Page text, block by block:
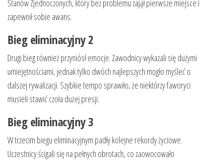
Stanów Zjednoczonych, który bez problemu zajął pierwsze miejsce i
zapewnił sobie awans.
Bieg eliminacyjny 2
Drugi bieg również przyniósł emocje. Zawodnicy wykazali się dużymi
umiejętnościami, jednak tylko dwóch najlepszych mogło myśleć o
dalszej rywalizacji. Szybkie tempo sprawiło, że niektórzy faworyci
musieli stawić czoła dużej presji.
Bieg eliminacyjny 3
W trzecim biegu eliminacyjnym padły kolejne rekordy życiowe.
Uczestnicy ścigali się na pełnych obrotach, co zaowocowało